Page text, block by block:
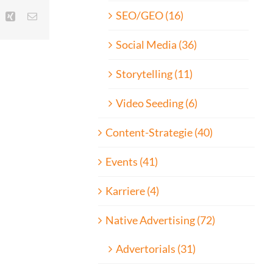
Xing E-
SEO/GEO (16)
Social Media (36)
Storytelling (11)
Video Seeding (6)
Content-Strategie (40)
Events (41)
Karriere (4)
Native Advertising (72)
Advertorials (31)